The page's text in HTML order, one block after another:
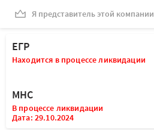
Я представитель этой компании
ЕГР
Находится в процессе ликвидации
МНС
В процессе ликвидации
Дата: 29.10.2024